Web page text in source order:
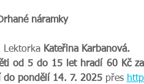
náramky
Lektorka Kateřina Karbanová.
od 5 do 15 let hradí 60 Kč
do pondělí 14. 7. 2025 přes